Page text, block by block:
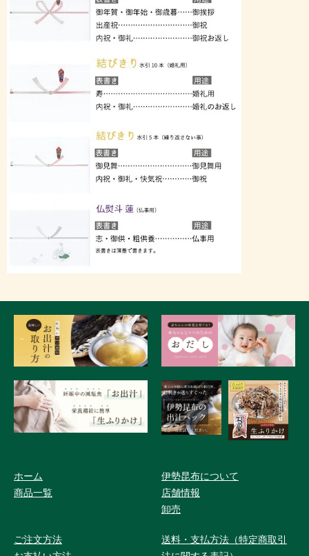
ホーム
商品一覧
伊勢昆布について
店舗情報
卸売
ご注文方法
送料・支払方法（特定商取引